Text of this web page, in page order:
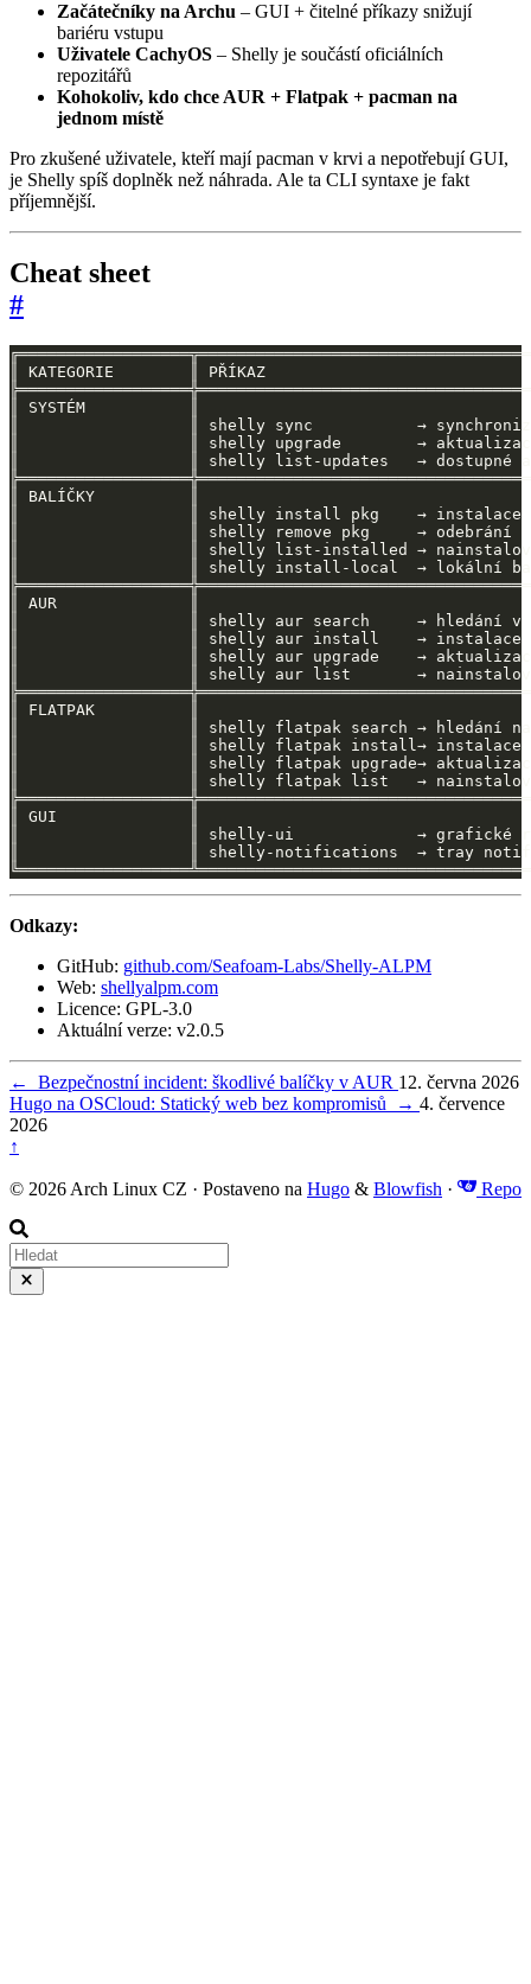
Začátečníky na Archu – GUI + čitelné příkazy snižují
bariéru vstupu
Uživatele CachyOS – Shelly je součástí oficiálních
repozitářů
Kohokoliv, kdo chce AUR + Flatpak + pacman na
jednom místě
Pro zkušené uživatele, kteří mají pacman v krvi a nepotřebují GUI,
je Shelly spíš doplněk než náhrada. Ale ta CLI syntaxe je fakt
příjemnější.
Cheat sheet
#
Odkazy:
GitHub: github.com/Seafoam-Labs/Shelly-ALPM
Web: shellyalpm.com
Licence: GPL-3.0
Aktuální verze: v2.0.5
← Bezpečnostní incident: škodlivé balíčky v AUR 12. června 2026
Hugo na OSCloud: Statický web bez kompromisů
→ 4. července
2026
↑
© 2026 Arch Linux CZ · Postaveno na Hugo & Blowfish · Repo